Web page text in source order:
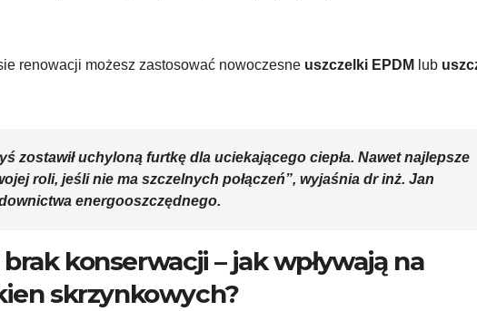
renowacji możesz zastosować nowoczesne uszczelki EPDM lub
zostawił uchyloną furtkę dla uciekającego ciepła. Nawet najlepsze
roli, jeśli nie ma szczelnych połączeń”, wyjaśnia dr inż. Jan
energooszczędnego.
konserwacji – jak wpływają na
skrzynkowych?